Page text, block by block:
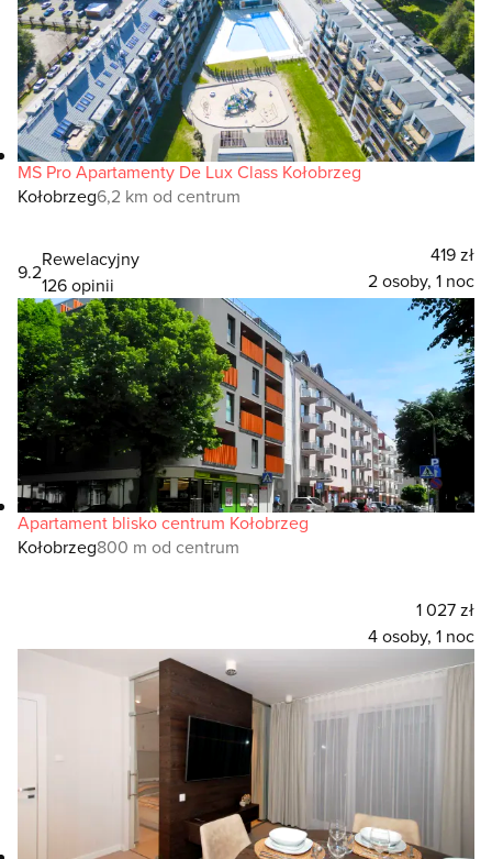
MS Pro Apartamenty De Lux Class Kołobrzeg
Kołobrzeg6,2 km od centrum
9.2
Rewelacyjny
126 opinii
419 zł
2 osoby, 1 noc
Apartament blisko centrum Kołobrzeg
Kołobrzeg800 m od centrum
1 027 zł
4 osoby, 1 noc